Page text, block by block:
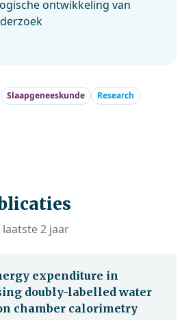
ontwikkeling van
Slaapgeneeskunde
Research
2 jaar
expenditure in
doubly-labelled water
chamber calorimetry